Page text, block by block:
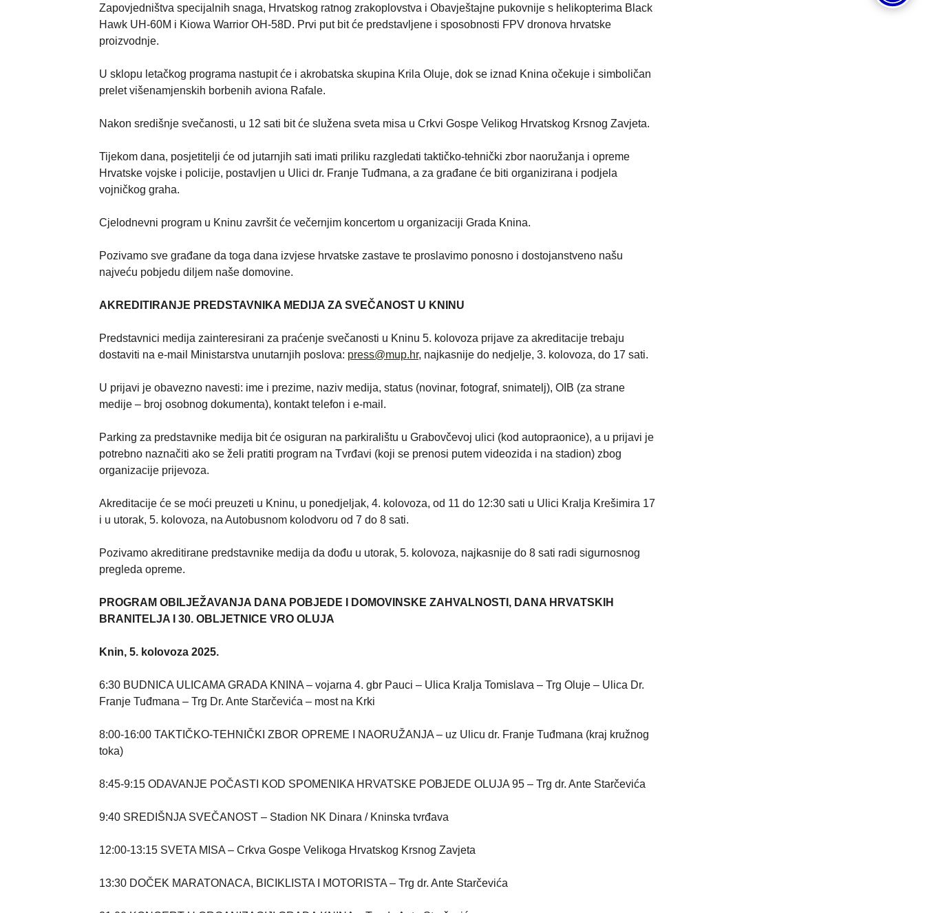
Zapovjedništva specijalnih snaga, Hrvatskog ratnog zrakoplovstva i Obavještajne pukovnije s helikopterima Black
Hawk UH-60M i Kiowa Warrior OH-58D. Prvi put bit će predstavljene i sposobnosti FPV dronova hrvatske
proizvodnje.
U sklopu letačkog programa nastupit će i akrobatska skupina Krila Oluje, dok se iznad Knina očekuje i simboličan
prelet višenamjenskih borbenih aviona Rafale.
Nakon središnje svečanosti, u 12 sati bit će služena sveta misa u Crkvi Gospe Velikog Hrvatskog Krsnog Zavjeta.
Tijekom dana, posjetitelji će od jutarnjih sati imati priliku razgledati taktičko-tehnički zbor naoružanja i opreme
Hrvatske vojske i policije, postavljen u Ulici dr. Franje Tuđmana, a za građane će biti organizirana i podjela
vojničkog graha.
Cjelodnevni program u Kninu završit će večernjim koncertom u organizaciji Grada Knina.
Pozivamo sve građane da toga dana izvjese hrvatske zastave te proslavimo ponosno i dostojanstveno našu
najveću pobjedu diljem naše domovine.
AKREDITIRANJE PREDSTAVNIKA MEDIJA ZA SVEČANOST U KNINU
Predstavnici medija zainteresirani za praćenje svečanosti u Kninu 5. kolovoza prijave za akreditacije trebaju
dostaviti na e-mail Ministarstva unutarnjih poslova: press@mup.hr, najkasnije do nedjelje, 3. kolovoza, do 17 sati.
U prijavi je obavezno navesti: ime i prezime, naziv medija, status (novinar, fotograf, snimatelj), OIB (za strane
medije – broj osobnog dokumenta), kontakt telefon i e-mail.
Parking za predstavnike medija bit će osiguran na parkiralištu u Grabovčevoj ulici (kod autopraonice), a u prijavi je
potrebno naznačiti ako se želi pratiti program na Tvrđavi (koji se prenosi putem videozida i na stadion) zbog
organizacije prijevoza.
Akreditacije će se moći preuzeti u Kninu, u ponedjeljak, 4. kolovoza, od 11 do 12:30 sati u Ulici Kralja Krešimira 17
i u utorak, 5. kolovoza, na Autobusnom kolodvoru od 7 do 8 sati.
Pozivamo akreditirane predstavnike medija da dođu u utorak, 5. kolovoza, najkasnije do 8 sati radi sigurnosnog
pregleda opreme.
PROGRAM OBILJEŽAVANJA DANA POBJEDE I DOMOVINSKE ZAHVALNOSTI, DANA HRVATSKIH
BRANITELJA I 30. OBLJETNICE VRO OLUJA
Knin, 5. kolovoza 2025.
6:30 BUDNICA ULICAMA GRADA KNINA – vojarna 4. gbr Pauci – Ulica Kralja Tomislava – Trg Oluje – Ulica Dr.
Franje Tuđmana – Trg Dr. Ante Starčevića – most na Krki
8:00-16:00 TAKTIČKO-TEHNIČKI ZBOR OPREME I NAORUŽANJA – uz Ulicu dr. Franje Tuđmana (kraj kružnog
toka)
8:45-9:15 ODAVANJE POČASTI KOD SPOMENIKA HRVATSKE POBJEDE OLUJA 95 – Trg dr. Ante Starčevića
9:40 SREDIŠNJA SVEČANOST – Stadion NK Dinara / Kninska tvrđava
12:00-13:15 SVETA MISA – Crkva Gospe Velikoga Hrvatskog Krsnog Zavjeta
13:30 DOČEK MARATONACA, BICIKLISTA I MOTORISTA – Trg dr. Ante Starčevića